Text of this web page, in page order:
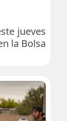
jueves
la Bolsa